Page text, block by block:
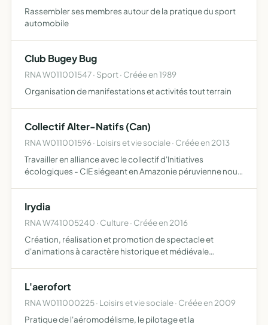
Rassembler ses membres autour de la pratique du sport
automobile
Club Bugey Bug
RNA W011001547 · Sport · Créée en 1989
Organisation de manifestations et activités tout terrain
Collectif Alter-Natifs (Can)
RNA W011001596 · Loisirs et vie sociale · Créée en 2013
Travailler en alliance avec le collectif d'Initiatives
écologiques - CIE siégeant en Amazonie péruvienne nous
Irydia
RNA W741005240 · Culture · Créée en 2016
Création, réalisation et promotion de spectacle et
d'animations à caractère historique et médiévale
pyrotechnie
L'aerofort
RNA W011000225 · Loisirs et vie sociale · Créée en 2009
Pratique de l'aéromodélisme, le pilotage et la